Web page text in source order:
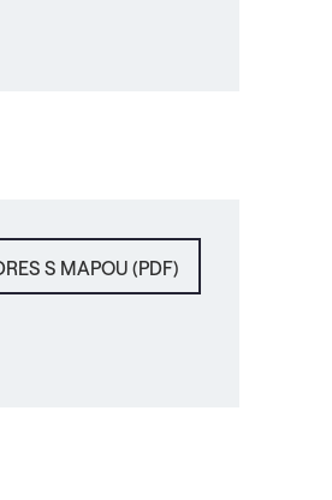
S MAPOU (PDF)